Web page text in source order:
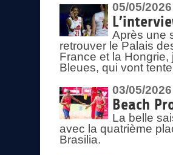
05/05/2026
Après une
retrouver le Palais
France et la Hongrie,
Bleues, qui vont
03/05/2026
Beach
La belle
avec la quatrième
Brasilia.